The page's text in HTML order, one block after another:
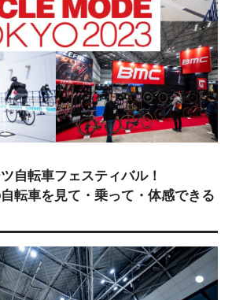
自転車フェスティバル！
転車を見て・乗って・体感できる